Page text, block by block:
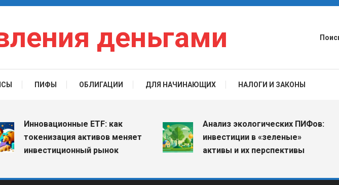
деньгами
ПИФЫ ОБЛИГАЦИИ ДЛЯ НАЧИНАЮЩИХ НАЛОГИ И ЗАКОНЫ
Инновационные ETF: как
токенизация активов меняет
инвестиционный рынок
Анализ экологических ПИФов:
инвестиции в «зеленые»
активы и их перспективы